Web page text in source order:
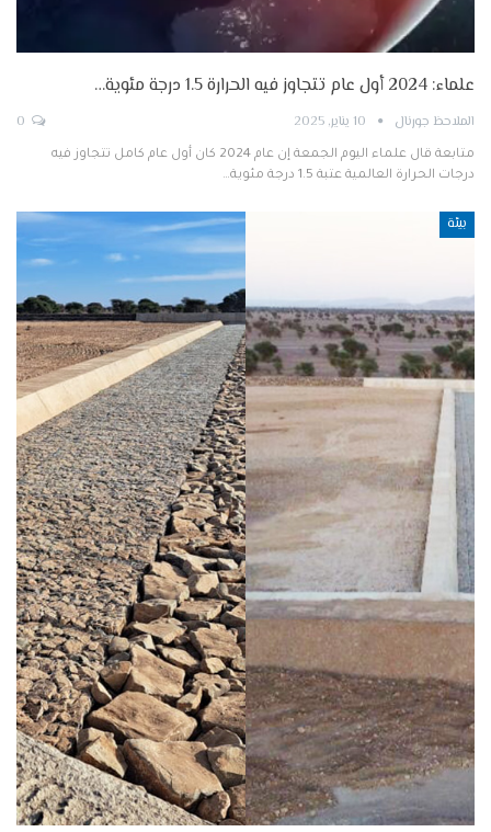
علماء: 2024 أول عام تتجاوز فيه الحرارة 1.5 درجة مئوية…
الملاحظ جورنال 10 يناير, 2025
متابعة قال علماء اليوم الجمعة إن عام 2024 كان أول عام كامل تتجاوز فيه
درجات الحرارة العالمية عتبة 1.5 درجة مئوية…
بيئة